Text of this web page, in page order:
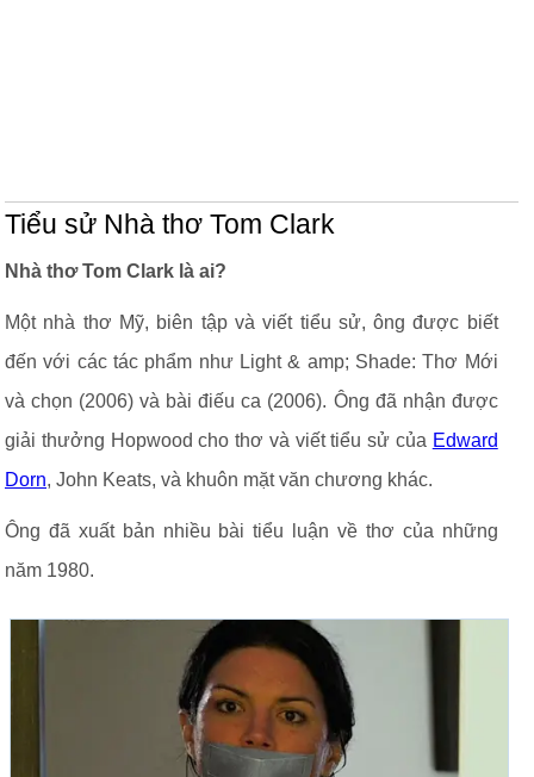
Tiểu sử Nhà thơ Tom Clark
Nhà thơ Tom Clark là ai?
Một nhà thơ Mỹ, biên tập và viết tiểu sử, ông được biết
đến với các tác phẩm như Light & amp; Shade: Thơ Mới
và chọn (2006) và bài điếu ca (2006). Ông đã nhận được
giải thưởng Hopwood cho thơ và viết tiểu sử của Edward
Dorn, John Keats, và khuôn mặt văn chương khác.
Ông đã xuất bản nhiều bài tiểu luận về thơ của những
năm 1980.